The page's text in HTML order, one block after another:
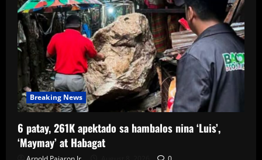
Breaking News
6 patay, 261K apektado sa hambalos nina ‘Luis’,
‘Maymay’ at Habagat